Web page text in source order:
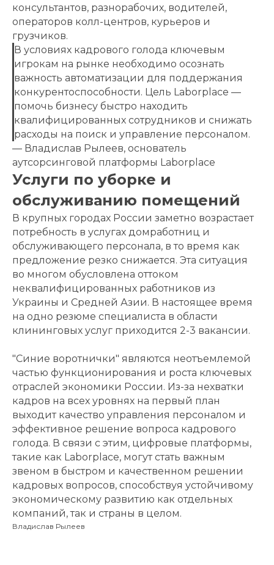
консультантов, разнорабочих, водителей,
операторов колл-центров, курьеров и
грузчиков.
В условиях кадрового голода ключевым
игрокам на рынке необходимо осознать
важность автоматизации для поддержания
конкурентоспособности. Цель Laborplace —
помочь бизнесу быстро находить
квалифицированных сотрудников и снижать
расходы на поиск и управление персоналом.
— Владислав Рылеев, основатель
аутсорсинговой платформы Laborplace
Услуги по уборке и
обслуживанию помещений
В крупных городах России заметно возрастает
потребность в услугах домработниц и
обслуживающего персонала, в то время как
предложение резко снижается. Эта ситуация
во многом обусловлена оттоком
неквалифицированных работников из
Украины и Средней Азии. В настоящее время
на одно резюме специалиста в области
клининговых услуг приходится 2-3 вакансии.
"Синие воротнички" являются неотъемлемой
частью функционирования и роста ключевых
отраслей экономики России. Из-за нехватки
кадров на всех уровнях на первый план
выходит качество управления персоналом и
эффективное решение вопроса кадрового
голода. В связи с этим, цифровые платформы,
такие как Laborplace, могут стать важным
звеном в быстром и качественном решении
кадровых вопросов, способствуя устойчивому
экономическому развитию как отдельных
компаний, так и страны в целом.
Владислав Рылеев